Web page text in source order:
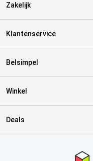
Zakelijk
Klantenservice
Belsimpel
Winkel
Deals